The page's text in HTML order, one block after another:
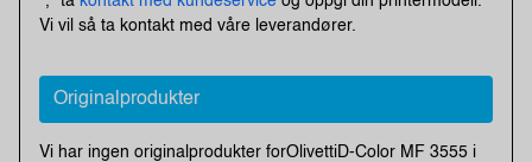
Vi vil så ta kontakt med våre leverandører.
Originalprodukter
Vi har ingen originalprodukter forOlivettiD-Color MF 3555 i